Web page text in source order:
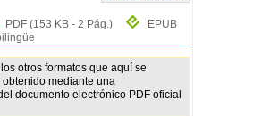
PDF (153 KB - 2 Pág.)
EPUB
otros formatos que aquí se
obtenido mediante una
documento electrónico PDF oficial